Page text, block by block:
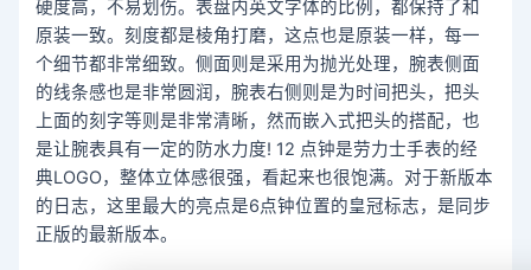
硬度高，不易划伤。表盘内英文字体的比例，都保持了和
原装一致。刻度都是棱角打磨，这点也是原装一样，每一
个细节都非常细致。侧面则是采用为抛光处理，腕表侧面
的线条感也是非常圆润，腕表右侧则是为时间把头，把头
上面的刻字等则是非常清晰，然而嵌入式把头的搭配，也
是让腕表具有一定的防水力度! 12 点钟是劳力士手表的经
典LOGO，整体立体感很强，看起来也很饱满。对于新版本
的日志，这里最大的亮点是6点钟位置的皇冠标志，是同步
正版的最新版本。